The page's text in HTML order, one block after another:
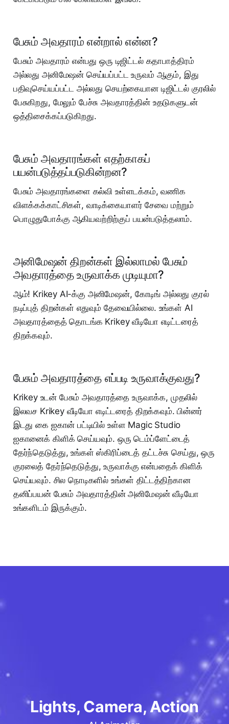
பேசும் அவதாரம் என்றால் என்ன?
பேசும் அவதாரம் என்பது ஒரு டிஜிட்டல் கதாபாத்திரம்
அல்லது அனிமேஷன் செய்யப்பட்ட உருவம் ஆகும், இது
பதிவுசெய்யப்பட்ட அல்லது செயற்கையான டிஜிட்டல் குரலில்
பேசுகிறது, மேலும் பேச்சு அவதாரத்தின் உதடுகளுடன்
ஒத்திசைக்கப்படுகிறது.
பேசும் அவதாரங்கள் எதற்காகப்
பயன்படுத்தப்படுகின்றன?
பேசும் அவதாரங்களை கல்வி உள்ளடக்கம், வணிக
விளக்கக்காட்சிகள், வாடிக்கையாளர் சேவை மற்றும்
பொழுதுபோக்கு ஆகியவற்றிற்குப் பயன்படுத்தலாம்.
அனிமேஷன் திறன்கள் இல்லாமல் பேசும்
அவதாரத்தை உருவாக்க முடியுமா?
ஆம்! Krikey AI-க்கு அனிமேஷன், கோடிங் அல்லது குரல்
நடிப்புத் திறன்கள் எதுவும் தேவையில்லை. உங்கள் AI
அவதாரத்தைத் தொடங்க Krikey வீடியோ எடிட்டரைத்
திறக்கவும்.
பேசும் அவதாரத்தை எப்படி உருவாக்குவது?
Krikey உடன் பேசும் அவதாரத்தை உருவாக்க, முதலில்
இலவச Krikey வீடியோ எடிட்டரைத் திறக்கவும். பின்னர்
இடது கை ஐகான் பட்டியில் உள்ள Magic Studio
ஐகானைக் கிளிக் செய்யவும். ஒரு டெம்ப்ளேட்டைத்
தேர்ந்தெடுத்து, உங்கள் ஸ்கிரிப்டைத் தட்டச்சு செய்து, ஒரு
குரலைத் தேர்ந்தெடுத்து, உருவாக்கு என்பதைக் கிளிக்
செய்யவும். சில நொடிகளில் உங்கள் திட்டத்திற்கான
தனிப்பயன் பேசும் அவதாரத்தின் அனிமேஷன் வீடியோ
உங்களிடம் இருக்கும்.
Lights, Camera, Action